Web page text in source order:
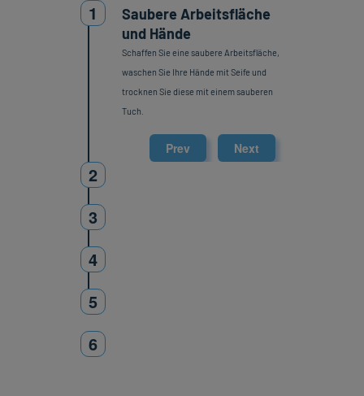
1
Saubere Arbeitsfläche
und Hände
Schaffen Sie eine saubere Arbeitsfläche,
waschen Sie Ihre Hände mit Seife und
trocknen Sie diese mit einem sauberen
Tuch.
Prev Next
2
3
4
5
6